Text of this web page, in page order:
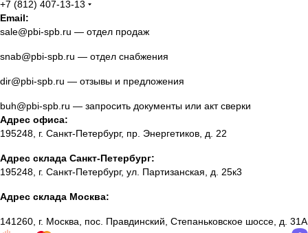
+7 (812) 407-13-13
Email:
sale@pbi-spb.ru — отдел продаж
snab@pbi-spb.ru — отдел снабжения
dir@pbi-spb.ru — отзывы и предложения
buh@pbi-spb.ru — запросить документы или акт сверки
Адрес офиса:
195248, г. Санкт-Петербург, пр. Энергетиков, д. 22
Адрес склада Санкт-Петербург:
195248, г. Санкт-Петербург, ул. Партизанская, д. 25к3
Адрес склада Москва:
141260, г. Москва, пос. Правдинский, Степаньковское шоссе, д. 31А